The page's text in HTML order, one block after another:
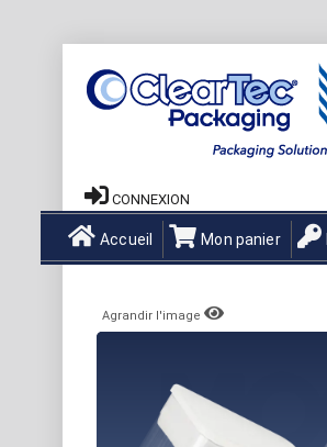
CONNEXION
Accueil Mon panier
Agrandir l'image